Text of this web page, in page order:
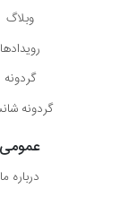
وبلاگ
رویدادها
گردونه
گردونه
عمومی
درباره ما